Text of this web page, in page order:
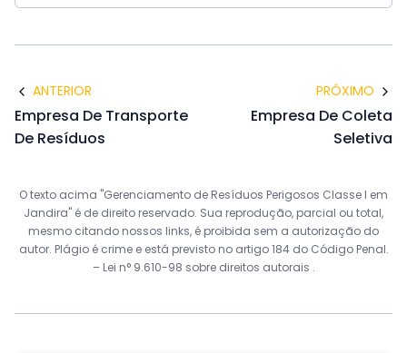
ANTERIOR
Empresa De Transporte
De Resíduos
PRÓXIMO
Empresa De Coleta
Seletiva
O texto acima "Gerenciamento de Resíduos Perigosos Classe I em
Jandira" é de direito reservado. Sua reprodução, parcial ou total,
mesmo citando nossos links, é proibida sem a autorização do
autor. Plágio é crime e está previsto no artigo 184 do Código Penal.
– Lei n° 9.610-98 sobre direitos autorais .